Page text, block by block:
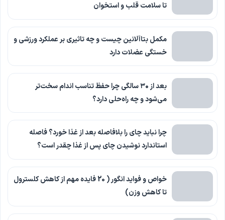
تا سلامت قلب و استخوان
مکمل بتاآلانین چیست و چه تاثیری بر عملکرد ورزشی و
خستگی عضلات دارد
بعد از ۳۰ سالگی چرا حفظ تناسب اندام سخت‌تر
می‌شود و چه راه‌حلی دارد؟
چرا نباید چای را بلافاصله بعد از غذا خورد؟ فاصله
استاندارد نوشیدن چای پس از غذا چقدر است؟
خواص و فواید انگور ( 20 فایده مهم از کاهش کلسترول
تا کاهش وزن)